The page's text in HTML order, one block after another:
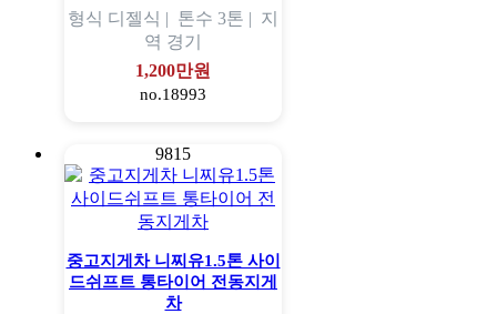
형식 디젤식 | 톤수 3톤 | 지
역 경기
1,200만원
no.18993
9815
중고지게차 니찌유1.5톤 사이
드쉬프트 통타이어 전동지게
차